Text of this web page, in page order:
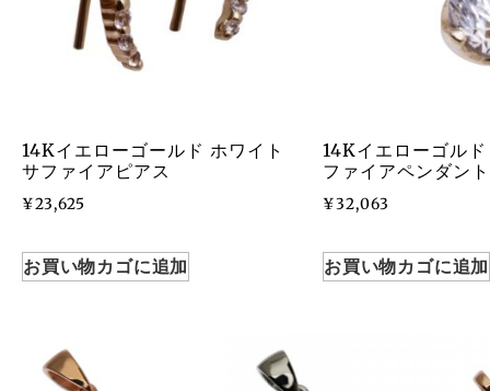
14Kイエローゴールド ホワイト
サファイアピアス
¥23,625
お買い物カゴに追加
14Kイエローゴル
ファイアペンダント
¥32,063
お買い物カゴに追加